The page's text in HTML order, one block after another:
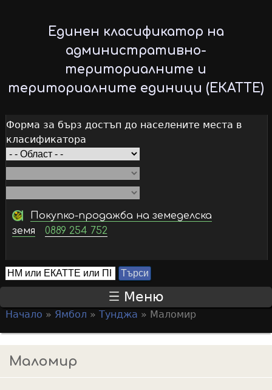
to
main
content
Единен класификатор на
административно-
териториалните и
териториалните единици (ЕКАТТЕ)
Форма за бърз достъп до населените места в
класификатора
Покупко-продажба на земеделска
земя
0889 254 752
S
e
r
c
h
Т
ъ
с
и
Меню
o
u
Начало » Ямбол » Тунджа » Маломир
Маломир